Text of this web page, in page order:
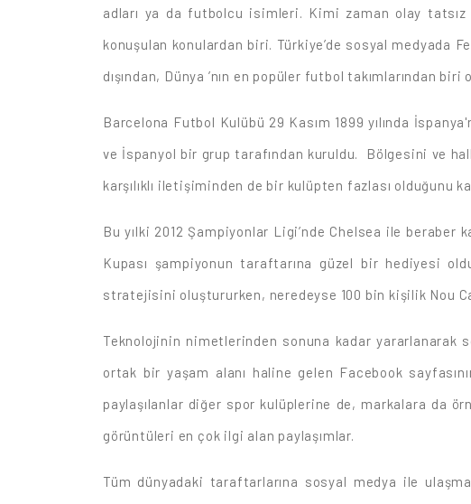
adları ya da futbolcu isimleri. Kimi zaman olay
konuşulan konulardan biri. Türkiye’de sosyal medyada
dışından, Dünya ’nın en popüler futbol takımlarından
Barcelona Futbol Kulübü 29 Kasım 1899 yılında
ve İspanyol bir grup tarafından kuruldu. Bölgesini ve
karşılıklı iletişiminden de bir kulüpten fazlası olduğunu
Bu yılki 2012 Şampiyonlar Ligi’nde Chelsea ile beraber
Kupası şampiyonun taraftarına güzel bir hediyesi
stratejisini oluştururken, neredeyse 100 bin kişilik Nou
Teknolojinin nimetlerinden sonuna kadar yararlanarak
ortak bir yaşam alanı haline gelen Facebook
paylaşılanlar diğer spor kulüplerine de, markalara da
görüntüleri en çok ilgi alan paylaşımlar.
Tüm dünyadaki taraftarlarına sosyal medya ile